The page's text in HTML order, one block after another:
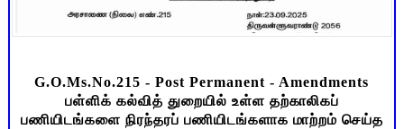
G.O.Ms.No.215 - Post Permanent - Amendments
பள்ளிக் கல்வித் துறையில் உள்ள தற்காலிகப்
பணியிடங்களை நிரந்தரப் பணியிடங்களாக மாற்றம் செய்த